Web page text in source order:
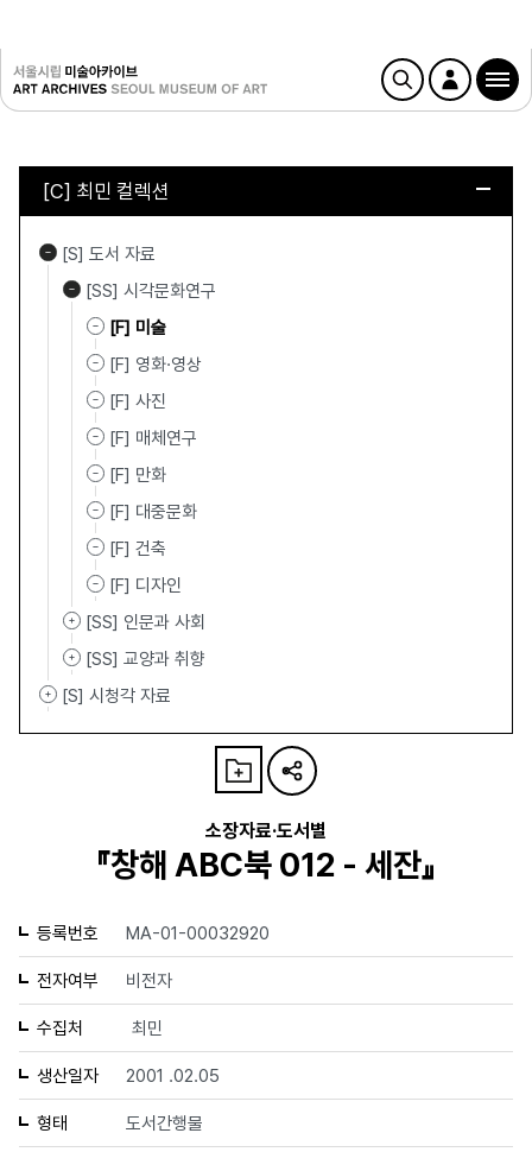
[C] 최민 컬렉션
[S] 도서 자료
[SS] 시각문화연구
[F] 미술
[F] 영화·영상
[F] 사진
[F] 매체연구
[F] 만화
[F] 대중문화
[F] 건축
[F] 디자인
[SS] 인문과 사회
[SS] 교양과 취향
[S] 시청각 자료
소장자료·도서별
『창해 ABC북 012 - 세잔』
등록번호 MA-01-00032920
전자여부 비전자
수집처 최민
생산일자 2001 .02.05
형태 도서간행물